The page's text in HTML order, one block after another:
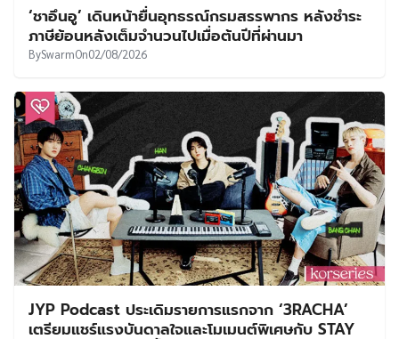
‘ชาอึนอู’ เดินหน้ายื่นอุทธรณ์กรมสรรพากร หลังชำระ
ภาษีย้อนหลังเต็มจำนวนไปเมื่อต้นปีที่ผ่านมา
BySwarmOn02/08/2026
JYP Podcast ประเดิมรายการแรกจาก ‘3RACHA’
เตรียมแชร์แรงบันดาลใจและโมเมนต์พิเศษกับ STAY